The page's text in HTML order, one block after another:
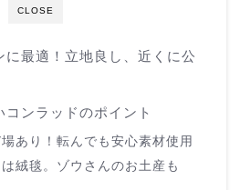
CLOSE
に最適！立地良し、近くに公
ンラッドのポイント
あり！転んでも安心素材使用
絨毯。ゾウさんのお土産も